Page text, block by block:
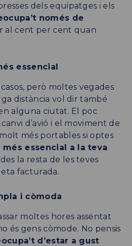
dels equipatges i els
només de
al cent per cent quan
essencial
però moltes vegades
distància vol dir també
alguna ciutat. El poc
d’avió i el moviment de
més portables si optes
essencial a la teva
la resta de les teves
facturada.
i còmoda
moltes hores assentat
és gens còmode. No pensis
d’estar a gust